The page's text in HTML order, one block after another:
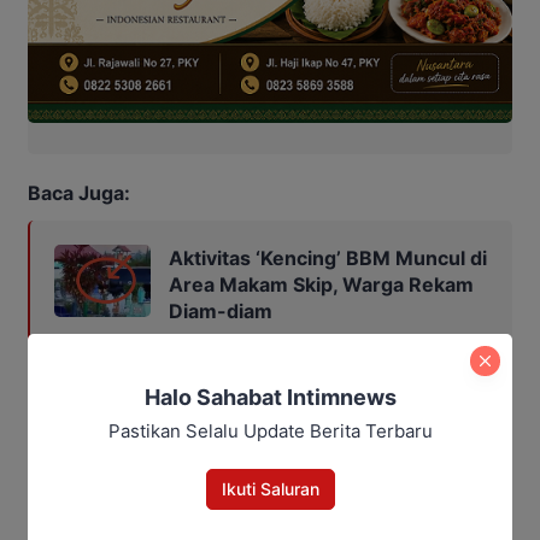
Baca Juga:
Aktivitas ‘Kencing’ BBM Muncul di
Area Makam Skip, Warga Rekam
Diam-diam
Halo Sahabat Intimnews
Pastikan Selalu Update Berita Terbaru
Ikuti Saluran